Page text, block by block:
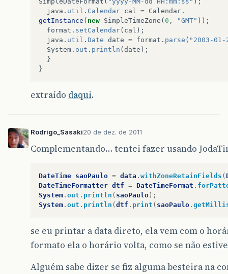
java . util . Calendar cal = Calendar .
getInstance ( new SimpleTimeZone ( 0 , "GMT" ));
format . setCalendar( cal );
java . util . Date date = format . parse ( "2003-
System . out . println ( date );
}
}
extraído daqui.
Rodrigo_Sasaki20 de dez. de 2011
Complementando… tentei fazer usando
DateTime saoPaulo = data . withZoneRetainFields (
DateTimeFormatter dtf = DateTimeFormat .
System . out . println ( saoPaulo );
System . out . println ( dtf . print ( saoPaulo .
se eu printar a data direto, ela vem com o
formato ela o horário volta, como se não
Alguém sabe dizer se fiz alguma besteira na